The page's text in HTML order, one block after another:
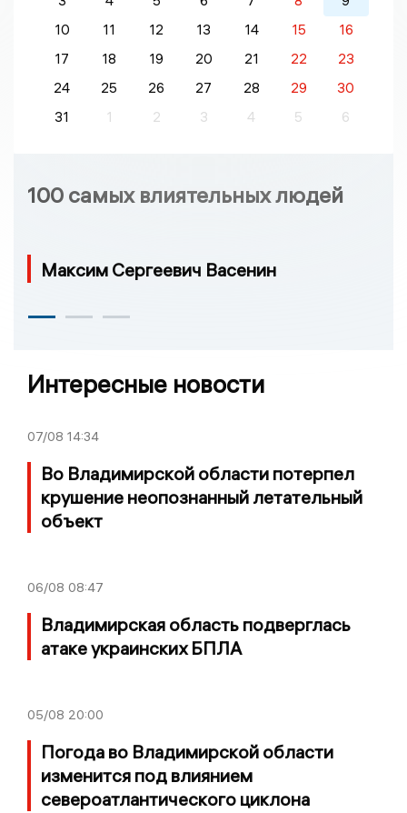
10
11 12 13 14 15
16
17
18 19 20 21 22
23
24
25 26 27 28 29
30
31
1 2 3 4 5 6
100 самых влиятельных людей
Максим Сергеевич Васенин
Интересные новости
07/08 14:34
Во Владимирской области потерпел
крушение неопознанный летательный
объект
06/08 08:47
Владимирская область подверглась
атаке украинских БПЛА
05/08 20:00
Погода во Владимирской области
изменится под влиянием
североатлантического циклона